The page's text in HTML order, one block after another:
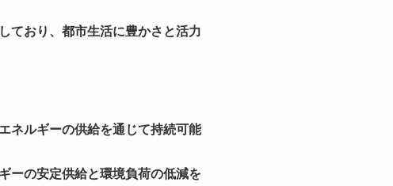
ており、都市生活に豊かさと活力
ネルギーの供給を通じて持続可能
ーの安定供給と環境負荷の低減を